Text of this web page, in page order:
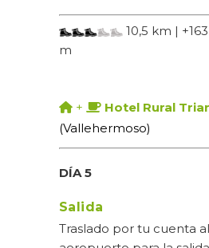
10,5 km |
m
+
Hotel Rural
(Vallehermoso)
DÍA 5
Salida
Traslado por tu cuenta